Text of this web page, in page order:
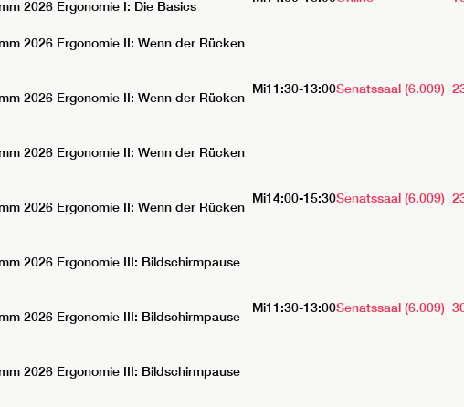
2026 Ergonomie I: Die Basics
2026 Ergonomie II: Wenn der Rücken
2026 Ergonomie II: Wenn der Rücken
Mi11:30-13:00Senatssaal (6.009)
2026 Ergonomie II: Wenn der Rücken
2026 Ergonomie II: Wenn der Rücken
Mi14:00-15:30Senatssaal (6.009)
2026 Ergonomie III: Bildschirmpause
2026 Ergonomie III: Bildschirmpause
Mi11:30-13:00Senatssaal (6.009)
2026 Ergonomie III: Bildschirmpause